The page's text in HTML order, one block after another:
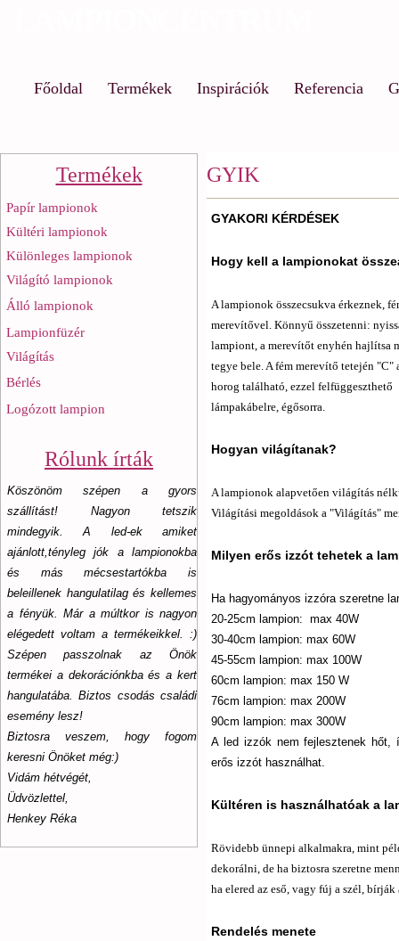
Főoldal Termékek Inspirációk Referencia
Termékek
Papír lampionok
Kültéri lampionok
Különleges lampionok
Világító lampionok
Álló lampionok
Lampionfüzér
Világítás
Bérlés
Logózott lampion
Rólunk írták
Köszönöm szépen a gyors
szállítást! Nagyon tetszik
mindegyik. A led-ek amiket
ajánlott,tényleg jók a lampionokba
és más mécsestartókba is
beleillenek hangulatilag és kellemes
a fényük. Már a múltkor is nagyon
elégedett voltam a termékeikkel. :)
Szépen passzolnak az Önök
termékei a dekorációnkba és a kert
hangulatába. Biztos csodás családi
esemény lesz!
Biztosra veszem, hogy fogom
keresni Önöket még:)
Vidám hétvégét,
Üdvözlettel,
Henkey Réka
GYIK
GYAKORI KÉRDÉSEK
Hogy kell a lampionokat
A lampionok összecsukva érkeznek,
merevítővel. Könnyű összetenni:
lampiont, a merevítőt enyhén hajlítsa
tegye bele. A fém merevítő tetején "C"
horog található, ezzel felfüggeszthető
lámpakábelre, égősorra.
Hogyan világítanak?
A lampionok alapvetően világítás
Világítási megoldások a "Világítás"
Milyen erős izzót tehetek a
Ha hagyományos izzóra szeretne
20-25cm lampion: max 40W
30-40cm lampion: max 60W
45-55cm lampion: max 100W
60cm lampion: max 150 W
76cm lampion: max 200W
90cm lampion: max 300W
A led izzók nem fejlesztenek hőt,
erős izzót használhat.
Kültéren is használhatóak a
Rövidebb ünnepi alkalmakra, mint
dekorálni, de ha biztosra szeretne
ha elered az eső, vagy fúj a szél,
Rendelés menete